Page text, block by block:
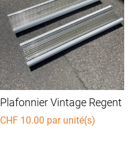
Plafonnier Vintage Regent
CHF 10.00 par unité(s)